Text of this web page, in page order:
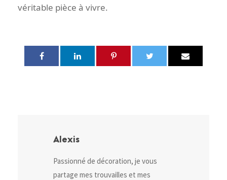
véritable pièce à vivre.
Alexis
Passionné de décoration, je vous
partage mes trouvailles et mes